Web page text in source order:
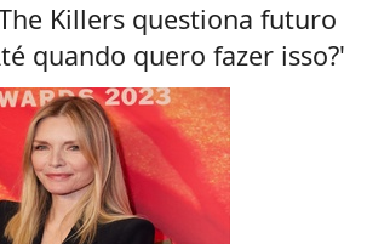
Killers questiona futuro
quando quero fazer isso?'